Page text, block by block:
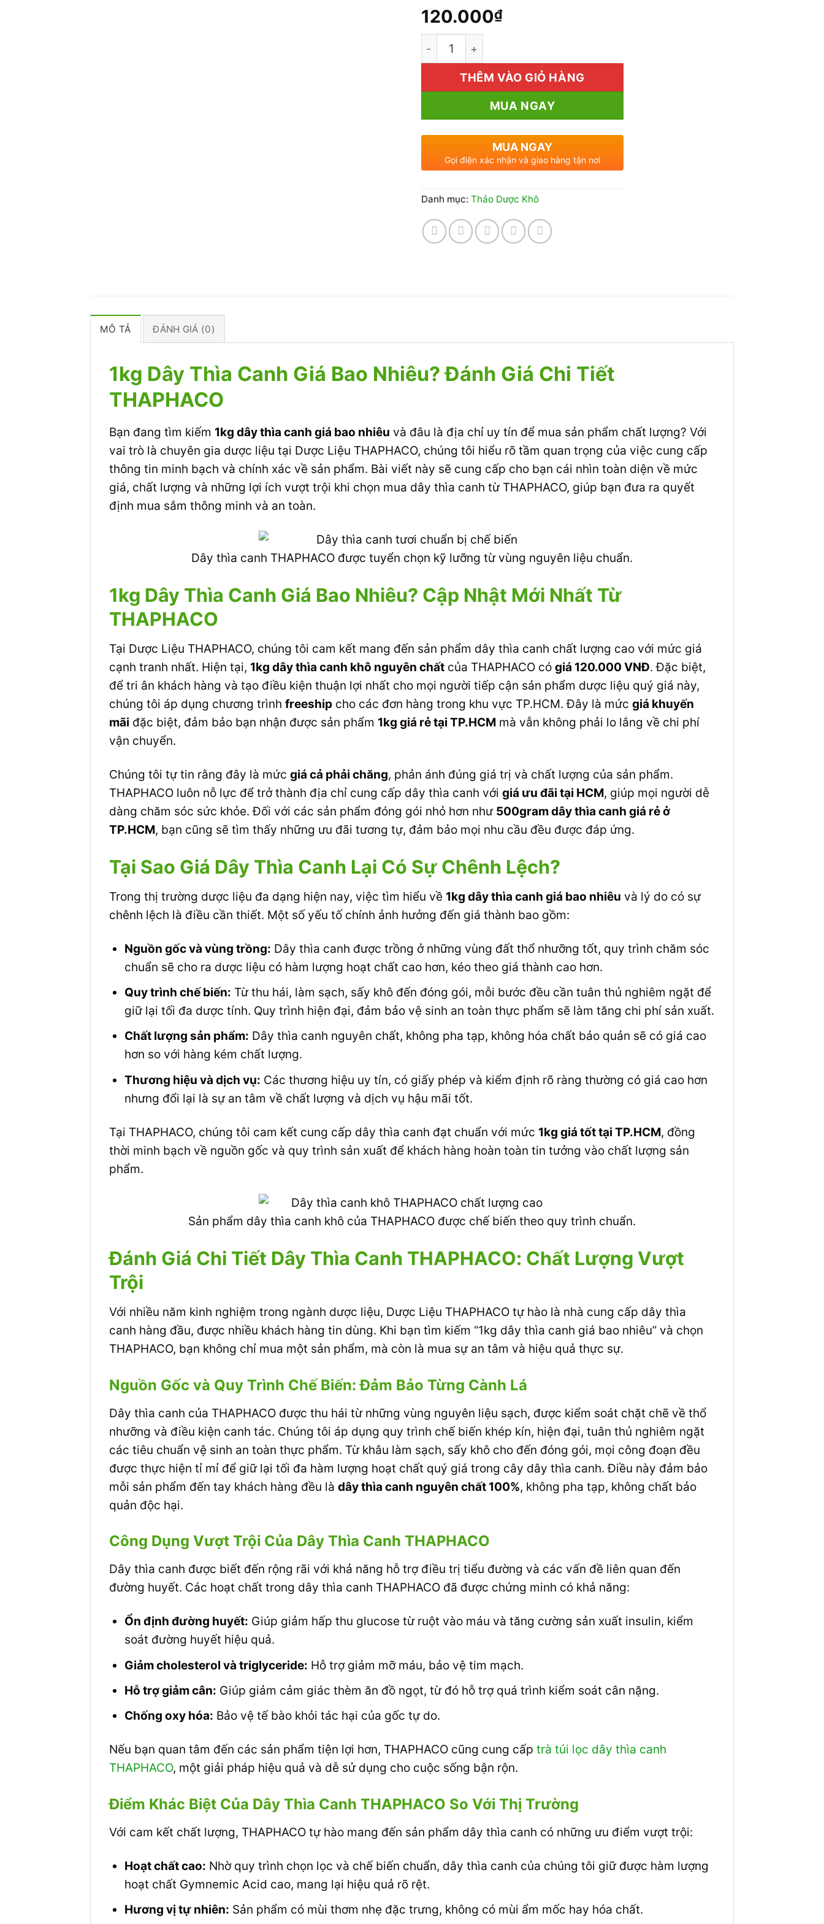
120.000₫
1kg Dây Thìa Canh Giá Bao Nhiêu? Đánh Giá Chi Tiết THAPHACO số lượng
THÊM VÀO GIỎ HÀNG
MUA NGAY
MUA NGAY
Gọi điện xác nhận và giao hàng tận nơi
Danh mục: Thảo Dược Khô
MÔ TẢ ĐÁNH GIÁ (0)
1kg Dây Thìa Canh Giá Bao Nhiêu? Đánh Giá Chi Tiết
THAPHACO
Bạn đang tìm kiếm 1kg dây thìa canh giá bao nhiêu và đâu là địa chỉ uy tín để mua sản phẩm chất lượng? Với
vai trò là chuyên gia dược liệu tại Dược Liệu THAPHACO, chúng tôi hiểu rõ tầm quan trọng của việc cung cấp
thông tin minh bạch và chính xác về sản phẩm. Bài viết này sẽ cung cấp cho bạn cái nhìn toàn diện về mức
giá, chất lượng và những lợi ích vượt trội khi chọn mua dây thìa canh từ THAPHACO, giúp bạn đưa ra quyết
định mua sắm thông minh và an toàn.
Dây thìa canh THAPHACO được tuyển chọn kỹ lưỡng từ vùng nguyên liệu chuẩn.
1kg Dây Thìa Canh Giá Bao Nhiêu? Cập Nhật Mới Nhất Từ
THAPHACO
Tại Dược Liệu THAPHACO, chúng tôi cam kết mang đến sản phẩm dây thìa canh chất lượng cao với mức giá
cạnh tranh nhất. Hiện tại, 1kg dây thìa canh khô nguyên chất của THAPHACO có giá 120.000 VNĐ. Đặc biệt,
để tri ân khách hàng và tạo điều kiện thuận lợi nhất cho mọi người tiếp cận sản phẩm dược liệu quý giá này,
chúng tôi áp dụng chương trình freeship cho các đơn hàng trong khu vực TP.HCM. Đây là mức giá khuyến
mãi đặc biệt, đảm bảo bạn nhận được sản phẩm 1kg giá rẻ tại TP.HCM mà vẫn không phải lo lắng về chi phí
vận chuyển.
Chúng tôi tự tin rằng đây là mức giá cả phải chăng, phản ánh đúng giá trị và chất lượng của sản phẩm.
THAPHACO luôn nỗ lực để trở thành địa chỉ cung cấp dây thìa canh với giá ưu đãi tại HCM, giúp mọi người dễ
dàng chăm sóc sức khỏe. Đối với các sản phẩm đóng gói nhỏ hơn như 500gram dây thìa canh giá rẻ ở
TP.HCM, bạn cũng sẽ tìm thấy những ưu đãi tương tự, đảm bảo mọi nhu cầu đều được đáp ứng.
Tại Sao Giá Dây Thìa Canh Lại Có Sự Chênh Lệch?
Trong thị trường dược liệu đa dạng hiện nay, việc tìm hiểu về 1kg dây thìa canh giá bao nhiêu và lý do có sự
chênh lệch là điều cần thiết. Một số yếu tố chính ảnh hưởng đến giá thành bao gồm:
Nguồn gốc và vùng trồng: Dây thìa canh được trồng ở những vùng đất thổ nhưỡng tốt, quy trình chăm sóc
chuẩn sẽ cho ra dược liệu có hàm lượng hoạt chất cao hơn, kéo theo giá thành cao hơn.
Quy trình chế biến: Từ thu hái, làm sạch, sấy khô đến đóng gói, mỗi bước đều cần tuân thủ nghiêm ngặt để
giữ lại tối đa dược tính. Quy trình hiện đại, đảm bảo vệ sinh an toàn thực phẩm sẽ làm tăng chi phí sản xuất.
Chất lượng sản phẩm: Dây thìa canh nguyên chất, không pha tạp, không hóa chất bảo quản sẽ có giá cao
hơn so với hàng kém chất lượng.
Thương hiệu và dịch vụ: Các thương hiệu uy tín, có giấy phép và kiểm định rõ ràng thường có giá cao hơn
nhưng đổi lại là sự an tâm về chất lượng và dịch vụ hậu mãi tốt.
Tại THAPHACO, chúng tôi cam kết cung cấp dây thìa canh đạt chuẩn với mức 1kg giá tốt tại TP.HCM, đồng
thời minh bạch về nguồn gốc và quy trình sản xuất để khách hàng hoàn toàn tin tưởng vào chất lượng sản
phẩm.
Sản phẩm dây thìa canh khô của THAPHACO được chế biến theo quy trình chuẩn.
Đánh Giá Chi Tiết Dây Thìa Canh THAPHACO: Chất Lượng Vượt
Trội
Với nhiều năm kinh nghiệm trong ngành dược liệu, Dược Liệu THAPHACO tự hào là nhà cung cấp dây thìa
canh hàng đầu, được nhiều khách hàng tin dùng. Khi bạn tìm kiếm “1kg dây thìa canh giá bao nhiêu” và chọn
THAPHACO, bạn không chỉ mua một sản phẩm, mà còn là mua sự an tâm và hiệu quả thực sự.
Nguồn Gốc và Quy Trình Chế Biến: Đảm Bảo Từng Cành Lá
Dây thìa canh của THAPHACO được thu hái từ những vùng nguyên liệu sạch, được kiểm soát chặt chẽ về thổ
nhưỡng và điều kiện canh tác. Chúng tôi áp dụng quy trình chế biến khép kín, hiện đại, tuân thủ nghiêm ngặt
các tiêu chuẩn vệ sinh an toàn thực phẩm. Từ khâu làm sạch, sấy khô cho đến đóng gói, mọi công đoạn đều
được thực hiện tỉ mỉ để giữ lại tối đa hàm lượng hoạt chất quý giá trong cây dây thìa canh. Điều này đảm bảo
mỗi sản phẩm đến tay khách hàng đều là dây thìa canh nguyên chất 100%, không pha tạp, không chất bảo
quản độc hại.
Công Dụng Vượt Trội Của Dây Thìa Canh THAPHACO
Dây thìa canh được biết đến rộng rãi với khả năng hỗ trợ điều trị tiểu đường và các vấn đề liên quan đến
đường huyết. Các hoạt chất trong dây thìa canh THAPHACO đã được chứng minh có khả năng:
Ổn định đường huyết: Giúp giảm hấp thu glucose từ ruột vào máu và tăng cường sản xuất insulin, kiểm
soát đường huyết hiệu quả.
Giảm cholesterol và triglyceride: Hỗ trợ giảm mỡ máu, bảo vệ tim mạch.
Hỗ trợ giảm cân: Giúp giảm cảm giác thèm ăn đồ ngọt, từ đó hỗ trợ quá trình kiểm soát cân nặng.
Chống oxy hóa: Bảo vệ tế bào khỏi tác hại của gốc tự do.
Nếu bạn quan tâm đến các sản phẩm tiện lợi hơn, THAPHACO cũng cung cấp trà túi lọc dây thìa canh
THAPHACO, một giải pháp hiệu quả và dễ sử dụng cho cuộc sống bận rộn.
Điểm Khác Biệt Của Dây Thìa Canh THAPHACO So Với Thị Trường
Với cam kết chất lượng, THAPHACO tự hào mang đến sản phẩm dây thìa canh có những ưu điểm vượt trội:
Hoạt chất cao: Nhờ quy trình chọn lọc và chế biến chuẩn, dây thìa canh của chúng tôi giữ được hàm lượng
hoạt chất Gymnemic Acid cao, mang lại hiệu quả rõ rệt.
Hương vị tự nhiên: Sản phẩm có mùi thơm nhẹ đặc trưng, không có mùi ẩm mốc hay hóa chất.